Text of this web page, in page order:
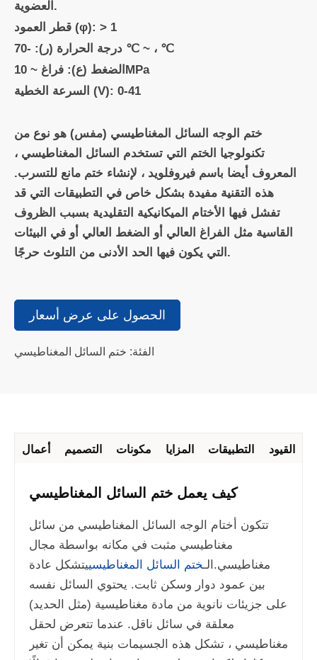
العضوية.
قطر العمود (φ): > 1
درجة الحرارة (ر): -70 ℃ ~ ، ℃
الضغط (ع): فراغ ~ 10MPa
السرعة الخطية (V): 0-41
ختم الوجه السائل المغناطيسي (مفس) هو نوع من
تكنولوجيا الختم التي تستخدم السائل المغناطيسي ،
المعروف أيضا باسم فيروفلويد ، لإنشاء ختم مانع للتسرب.
هذه التقنية مفيدة بشكل خاص في التطبيقات التي قد
تفشل فيها الأختام الميكانيكية التقليدية بسبب الظروف
القاسية مثل الفراغ العالي أو الضغط العالي أو في البيئات
التي يكون فيها الحد الأدنى من التلوث حرجًا.
الحصول على عرض أسعار
الفئة: ختم السائل المغناطيسي
أعمال التصميم مكونات المزايا التطبيقات القيود
كيف يعمل ختم السائل المغناطيسي
تتكون أختام الوجه السائل المغناطيسي من سائل
مغناطيسي مثبت في مكانه بواسطة مجال
مغناطيسي. الـختم السائل المغناطيسييتشكل عادة
بين عمود دوار وسكن ثابت. يحتوي السائل نفسه
على جزيئات نانوية من مادة مغناطيسية (مثل الحديد)
معلقة في سائل ناقل. عندما تتعرض لحقل
مغناطيسي ، تشكل هذه الجسيمات بنية يمكن أن تغير